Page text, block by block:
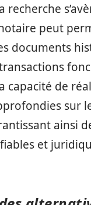
recherche
peut
documents
capacité de
sur
ainsi
et